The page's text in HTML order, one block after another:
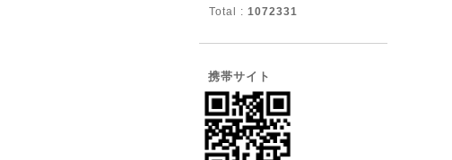
Total : 1072331
携帯サイト